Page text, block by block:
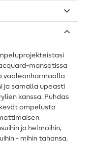
mansetissa
vaaleanharmaalla
ja samalla upeasti
kanssa. Puhdas
ompelusta
ja helmoihin,
- mihin tahansa,